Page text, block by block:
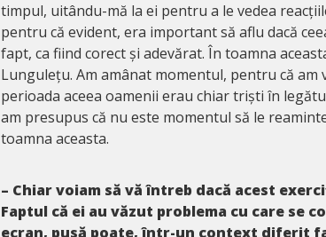
timpul, uitându-mă la ei pentru a le vedea
pentru că evident, era important să aflu dacă
fapt, ca fiind corect și adevărat. În toamna
Lungulețu. Am amânat momentul, pentru că am
perioada aceea oamenii erau chiar triști în
am presupus că nu este momentul să le
toamna aceasta.
– Chiar voiam să vă întreb dacă acest
Faptul că ei au văzut problema cu care se
ecran, pusă poate, într-un context diferit